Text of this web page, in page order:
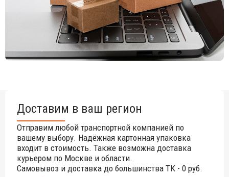
Доставим в ваш регион
Отправим любой транспортной компанией по
вашему выбору. Надёжная картонная упаковка
входит в стоимость. Также возможна доставка
курьером по Москве и области.
Самовывоз и доставка до большинства ТК - 0 руб.